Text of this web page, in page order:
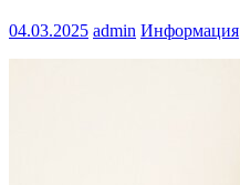
04.03.2025 admin Информация